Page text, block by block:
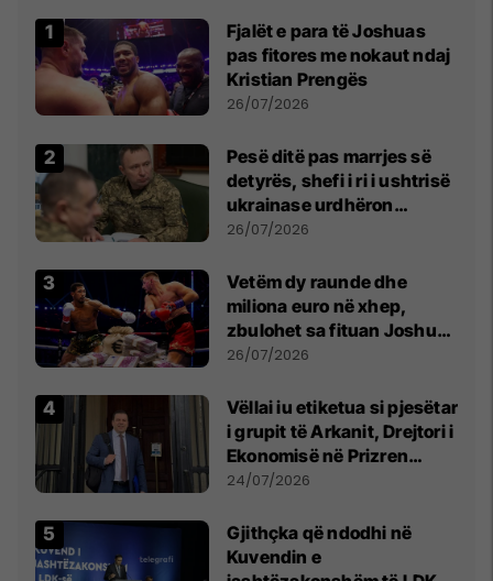
Fjalët e para të Joshuas
pas fitores me nokaut ndaj
Kristian Prengës
26/07/2026
Pesë ditë pas marrjes së
detyrës, shefi i ri i ushtrisë
ukrainase urdhëron
kontroll të madh
26/07/2026
Vetëm dy raunde dhe
miliona euro në xhep,
zbulohet sa fituan Joshua
e Prenga
26/07/2026
Vëllai iu etiketua si pjesëtar
i grupit të Arkanit, Drejtori i
Ekonomisë në Prizren
mohon pretendimet
24/07/2026
Gjithçka që ndodhi në
Kuvendin e